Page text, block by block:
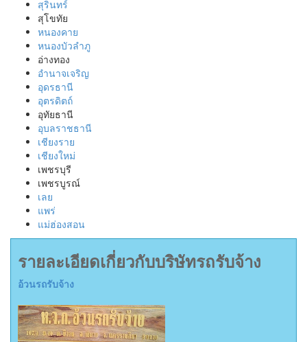
สุรินทร์
สุโขทัย
หนองคาย
หนองบัวลำภู
อ่างทอง
อำนาจเจริญ
อุดรธานี
อุตรดิตถ์
อุทัยธานี
อุบลราชธานี
เชียงราย
เชียงใหม่
เพชรบุรี
เพชรบูรณ์
เลย
แพร่
แม่ฮ่องสอน
รายละเอียดเกี่ยวกับบริษัทรถรับจ้าง
อ้วนรถรับจ้าง